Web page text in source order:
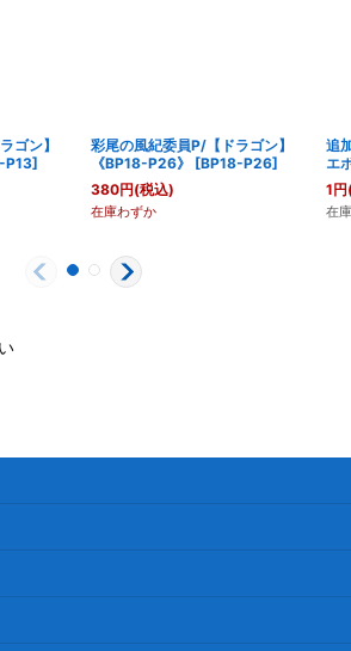
ゴン】
P13]
彩尾の風紀委員P/【ドラゴン】
《BP18-P26》
[BP18-P26]
380円(税込)
在庫わずか
追
エ
1円
在